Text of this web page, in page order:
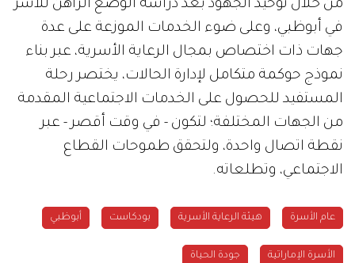
من خلال توحيد الجهود بعد دراسة الوضع الراهن للأسر
في أبوظبي، وعلى ضوء الخدمات الموزعة على عدة
جهات ذات اختصاص بمجال الرعاية الأسرية، عبر بناء
نموذج حوكمة متكامل لإدارة الحالات، يختصر رحلة
المستفيد للحصول على الخدمات الاجتماعية المقدمة
من الجهات المختلفة؛ لتكون - في وقت أقصر - عبر
نقطة اتصال واحدة، ولتحقق طموحات القطاع
الاجتماعي، وتطلعاته.
عام الأسرة هيئة الرعاية الأسرية بودكاست أبوظبي
الأسرة الإماراتية جودة الحياة